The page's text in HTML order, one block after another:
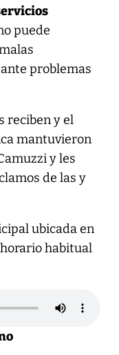
puede
problemas
reciben y el
mantuvieron
y les
de las y
ubicada en
habitual